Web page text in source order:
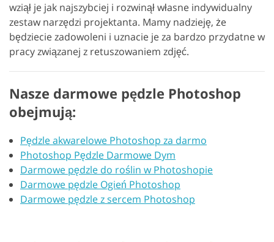
wziął je jak najszybciej i rozwinął własne indywidualny
zestaw narzędzi projektanta. Mamy nadzieję, że
będziecie zadowoleni i uznacie je za bardzo przydatne w
pracy związanej z retuszowaniem zdjęć.
Nasze darmowe pędzle Photoshop
obejmują:
Pędzle akwarelowe Photoshop za darmo
Photoshop Pędzle Darmowe Dym
Darmowe pędzle do roślin w Photoshopie
Darmowe pędzle Ogień Photoshop
Darmowe pędzle z sercem Photoshop